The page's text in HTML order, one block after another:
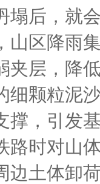
塌后，就
山区降雨
夹层，降
细颗粒泥
撑，引发
路时对山
边土体卸